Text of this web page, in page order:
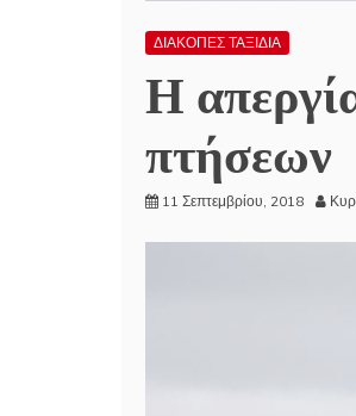
ΔΙΑΚΟΠΕΣ ΤΑΞΙΔΙΑ
Η
πτήσεων
11 Σεπτεμβρίου, 2018